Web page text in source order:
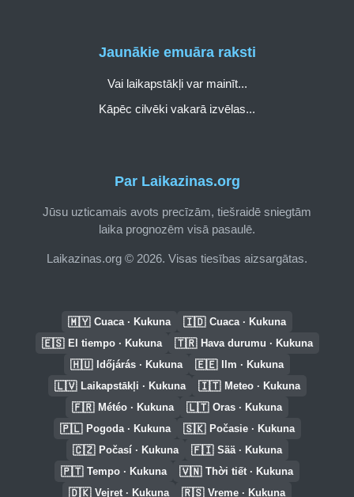
Par Laikazinas.org
Jūsu uzticamais avots precīzām, tiešraidē sniegtām
laika prognozēm visā pasaulē.
Laikazinas.org © 2026. Visas tiesības aizsargātas.
Jaunākie emuāra raksti
Vai laikapstākļi var mainīt...
Kāpēc cilvēki vakarā izvēlas...
🇲🇾 Cuaca · Kukuna 🇮🇩 Cuaca · Kukuna
🇪🇸 El tiempo · Kukuna 🇹🇷 Hava durumu · Kukuna
🇭🇺 Időjárás · Kukuna 🇪🇪 Ilm · Kukuna
🇱🇻 Laikapstākļi · Kukuna 🇮🇹 Meteo · Kukuna
🇫🇷 Météo · Kukuna 🇱🇹 Oras · Kukuna
🇵🇱 Pogoda · Kukuna 🇸🇰 Počasie · Kukuna
🇨🇿 Počasí · Kukuna 🇫🇮 Sää · Kukuna
🇵🇹 Tempo · Kukuna 🇻🇳 Thời tiết · Kukuna
🇩🇰 Vejret · Kukuna 🇷🇸 Vreme · Kukuna